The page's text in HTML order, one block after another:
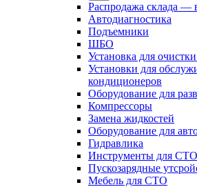
Распродажа склада —
Автодиагностика
Подъемники
ШБО
Установка для
Установки для
кондиционеров
Оборудование для
Компрессоры
Замена жидкостей
Оборудование для
Гидравлика
Инструменты для СТО
Пускозарядные
Мебель для СТО